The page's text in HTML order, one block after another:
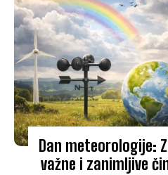
Dan meteorologije:
važne i zanimljive